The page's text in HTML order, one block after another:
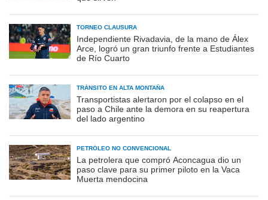
TORNEO CLAUSURA
Independiente Rivadavia, de la mano de Álex
Arce, logró un gran triunfo frente a Estudiantes
de Río Cuarto
TRÁNSITO EN ALTA MONTAÑA
Transportistas alertaron por el colapso en el
paso a Chile ante la demora en su reapertura
del lado argentino
PETRÓLEO NO CONVENCIONAL
La petrolera que compró Aconcagua dio un
paso clave para su primer piloto en la Vaca
Muerta mendocina